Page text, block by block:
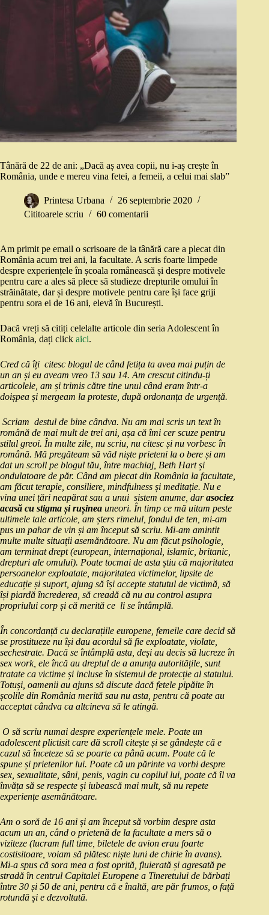
Tânără de 22 de ani: „Dacă aș avea copii, nu i-aș crește în
România, unde e mereu vina fetei, a femeii, a celui mai slab”
Printesa Urbana
26 septembrie 2020
Cititoarele scriu
60 comentarii
Am primit pe email o scrisoare de la tânără care a plecat din
România acum trei ani, la facultate. A scris foarte limpede
despre experiențele în școala românească și despre motivele
pentru care a ales să plece să studieze drepturile omului în
străinătate, dar și despre motivele pentru care își face griji
pentru sora ei de 16 ani, elevă în București.
Dacă vreți să citiți celelalte articole din seria Adolescent în
România, dați click aici.
Cred că îți citesc blogul de când fetița ta avea mai puțin de
un an și eu aveam vreo 13 sau 14. Am crescut citindu-ți
articolele, am și trimis către tine unul când eram într-a
doișpea și mergeam la proteste, după ordonanța de urgență.
Scriam destul de bine cândva. Nu am mai scris un text în
română de mai mult de trei ani, așa că îmi cer scuze pentru
stilul greoi. În multe zile, nu scriu, nu citesc și nu vorbesc în
română. Mă pregăteam să văd niște prieteni la o bere și am
dat un scroll pe blogul tău, între machiaj, Beth Hart și
ondulatoare de păr. Când am plecat din România la facultate,
am făcut terapie, consiliere, mindfulness și meditație. Nu e
vina unei țări neapărat sau a unui sistem anume, darasociez
acasă cu stigma și rușinea uneori. În timp ce mă uitam peste
ultimele tale articole, am șters rimelul, fondul de ten, mi-am
pus un pahar de vin și am început să scriu. Mi-am amintit
multe multe situații asemănătoare. Nu am făcut psihologie,
am terminat drept (european, internațional, islamic, britanic,
drepturi ale omului). Poate tocmai de asta știu că majoritatea
persoanelor exploatate, majoritatea victimelor, lipsite de
educație și suport, ajung să își accepte statutul de victimă, să
își piardă încrederea, să creadă că nu au control asupra
propriului corp și că merită ce li se întâmplă.
În concordanță cu declarațiile europene, femeile care decid să
se prostitueze nu își dau acordul să fie exploatate, violate,
sechestrate. Dacă se întâmplă asta, deși au decis să lucreze în
sex work, ele încă au dreptul de a anunța autoritățile, sunt
tratate ca victime și incluse în sistemul de protecție al statului.
Totuși, oamenii au ajuns să discute dacă fetele pipăite în
școlile din România merită sau nu asta, pentru că poate au
acceptat cândva ca altcineva să le atingă.
O să scriu numai despre experiențele mele. Poate un
adolescent plictisit care dă scroll citește și se gândește că e
cazul să înceteze să se poarte ca până acum. Poate că le
spune și prietenilor lui. Poate că un părinte va vorbi despre
sex, sexualitate, sâni, penis, vagin cu copilul lui, poate că îl va
învăța să se respecte și iubească mai mult, să nu repete
experiențe asemănătoare.
Am o soră de 16 ani și am început să vorbim despre asta
acum un an, când o prietenă de la facultate a mers să o
viziteze (lucram full time, biletele de avion erau foarte
costisitoare, voiam să plătesc niște luni de chirie în avans).
Mi-a spus că sora mea a fost oprită, fluierată și agresată pe
stradă în centrul Capitalei Europene a Tineretului de bărbați
între 30 și 50 de ani, pentru că e înaltă, are păr frumos, o față
rotundă și e dezvoltată.